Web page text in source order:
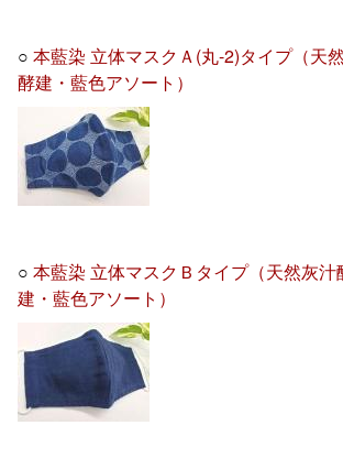
○本藍染 立体マスクＡ(丸-2)タイプ（天
酵建・藍色アソート）
○本藍染 立体マスクＢタイプ（天然灰汁
建・藍色アソート）